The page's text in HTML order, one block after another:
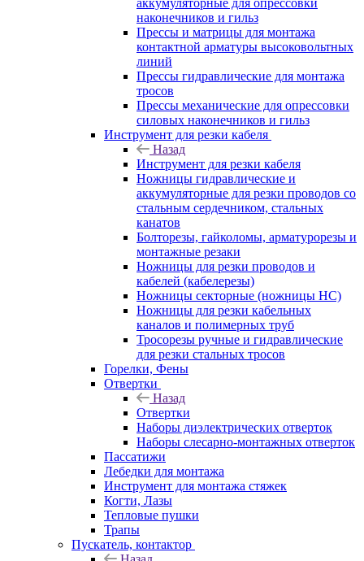
аккумуляторные для опрессовки
наконечников и гильз
Прессы и матрицы для монтажа
контактной арматуры высоковольтных
линий
Прессы гидравлические для монтажа
тросов
Прессы механические для опрессовки
силовых наконечников и гильз
Инструмент для резки кабеля
Назад
Инструмент для резки кабеля
Ножницы гидравлические и
аккумуляторные для резки проводов со
стальным сердечником, стальных
канатов
Болторезы, гайколомы, арматурорезы и
монтажные резаки
Ножницы для резки проводов и
кабелей (кабелерезы)
Ножницы секторные (ножницы НС)
Ножницы для резки кабельных
каналов и полимерных труб
Тросорезы ручные и гидравлические
для резки стальных тросов
Горелки, Фены
Отвертки
Назад
Отвертки
Наборы диэлектрических отверток
Наборы слесарно-монтажных отверток
Пассатижи
Лебедки для монтажа
Инструмент для монтажа стяжек
Когти, Лазы
Тепловые пушки
Трапы
Пускатель, контактор